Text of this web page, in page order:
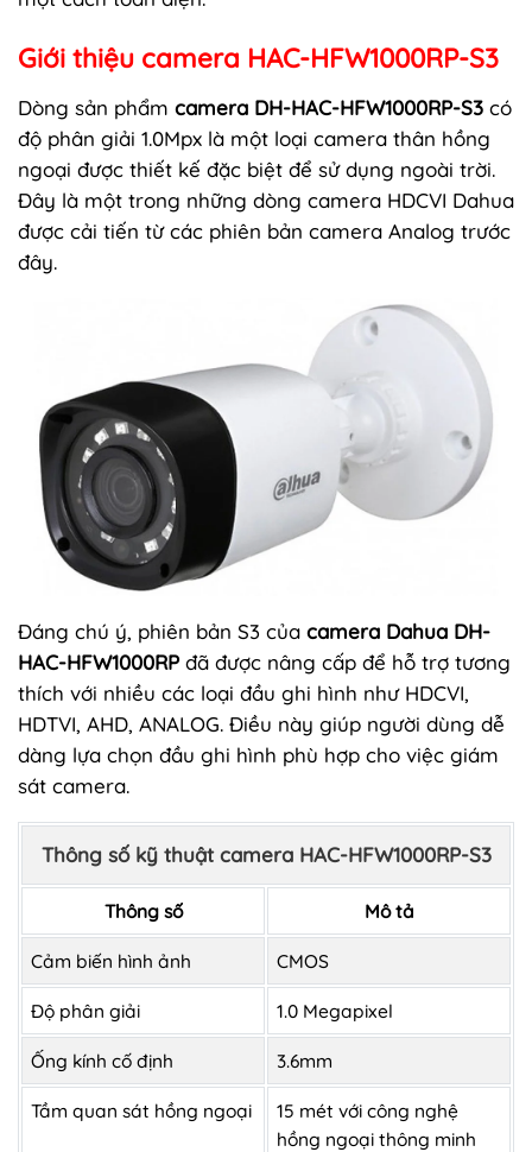
Giới thiệu camera HAC-HFW1000RP-S3
Dòng sản phẩm camera DH-HAC-HFW1000RP-S3 có
độ phân giải 1.0Mpx là một loại camera thân hồng
ngoại được thiết kế đặc biệt để sử dụng ngoài trời.
Đây là một trong những dòng camera HDCVI Dahua
được cải tiến từ các phiên bản camera Analog trước
đây.
Đáng chú ý, phiên bản S3 của camera Dahua DH-
HAC-HFW1000RPđã được nâng cấp để hỗ trợ tương
thích với nhiều các loại đầu ghi hình như HDCVI,
HDTVI, AHD, ANALOG. Điều này giúp người dùng dễ
dàng lựa chọn đầu ghi hình phù hợp cho việc giám
sát camera.
Thông số kỹ thuật camera HAC-HFW1000RP-S3
Thông số Mô tả
Cảm biến hình ảnh CMOS
Độ phân giải 1.0 Megapixel
Ống kính cố định 3.6mm
Tầm quan sát hồng ngoại
15 mét với công nghệ
hồng ngoại thông minh